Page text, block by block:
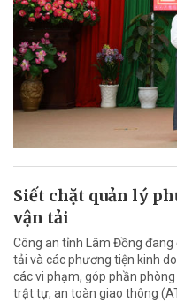
Siết chặt quản lý
vận tải
Công an tỉnh Lâm Đồng
tải và các phương tiện kinh
các vi phạm, góp phần
trật tự, an toàn giao thông